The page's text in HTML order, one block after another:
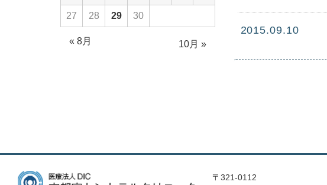
2015.09.10
« 8月 10月 »
27 28 29 30
〒321-0112